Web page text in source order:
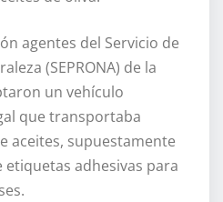
agentes del Servicio de
(SEPRONA) de la
un vehículo
que transportaba
aceites, supuestamente
adhesivas para